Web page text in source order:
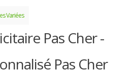
Variées
Pas Cher -
Pas Cher